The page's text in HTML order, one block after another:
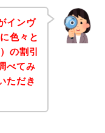
インヴ
色々と
の割引
べてみ
ただき